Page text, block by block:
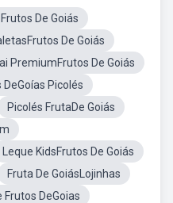
De Goiás
De Goiás
PremiumFrutos De Goiás
DeGoías Picolés
Picolés FrutaDe Goiás
Leque KidsFrutos De Goiás
Fruta De GoiásLojinhas
Frutos DeGoias